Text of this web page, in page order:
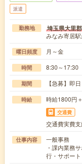
派遣
勤務地 埼玉県大里郡
みなみ寄居
曜日頻度 月～金
時間 8:30～17:30
期間 【急募】即
時給 時給1800円
交通費
交通費実費支
仕事内容
一般事務
・課内業務
行・サポー